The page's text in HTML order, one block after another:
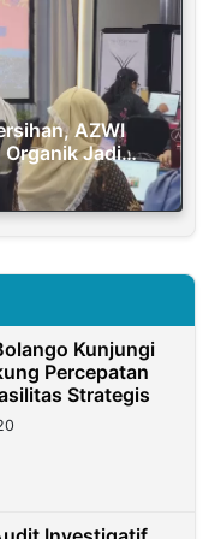
AZWI
Organik Jadi
Kunjungi
Percepatan
Strategis